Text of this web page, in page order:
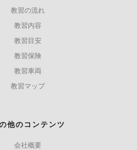
教習の流れ
教習内容
教習目安
教習保険
教習車両
教習マップ
他のコンテンツ
会社概要